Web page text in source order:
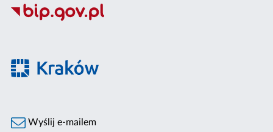
Wyślij e-mailem